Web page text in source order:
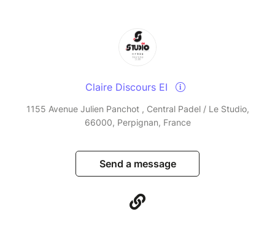
Claire Discours EI
1155 Avenue Julien Panchot , Central Padel / Le Studio,
66000, Perpignan, France
Send a message